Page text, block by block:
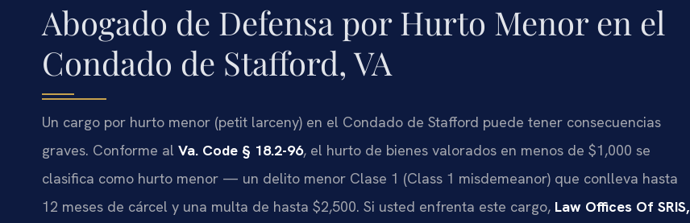
Abogado de Defensa por Hurto Menor en el
Condado de Stafford, VA
Un cargo por hurto menor (petit larceny) en el Condado de Stafford puede tener consecuencias
graves. Conforme al Va. Code § 18.2-96, el hurto de bienes valorados en menos de $1,000 se
clasifica como hurto menor — un delito menor Clase 1 (Class 1 misdemeanor) que conlleva hasta
12 meses de cárcel y una multa de hasta $2,500. Si usted enfrenta este cargo, Law Offices Of SRIS,